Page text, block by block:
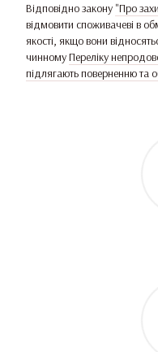
Відповідно закону "Про
відмовити споживачеві в
якості, якщо вони
чинномуПереліку
підлягають поверненню та